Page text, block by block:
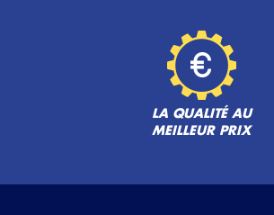
LA QUALITÉ AU
MEILLEUR PRIX